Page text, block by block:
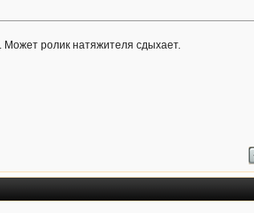
Может ролик натяжителя сдыхает.